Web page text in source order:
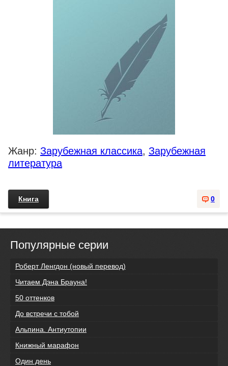
Жанр: Зарубежная классика, Зарубежная
литература
0
Книга
Популярные серии
Роберт Ленгдон (новый перевод)
Читаем Дэна Брауна!
50 оттенков
До встречи с тобой
Альпина. Антиутопии
Книжный марафон
Один день